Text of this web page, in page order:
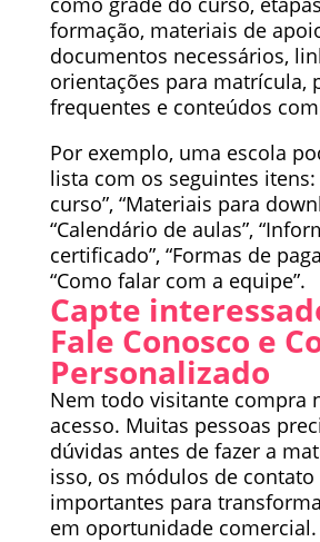
formação, materiais de
documentos necessários,
orientações para matrícula,
frequentes e conteúdos
Por exemplo, uma escola
lista com os seguintes
curso”, “Materiais para
“Calendário de aulas”,
certificado”, “Formas de
“Como falar com a equipe”.
Capte
Fale Conosco e
Personalizado
Nem todo visitante compra
acesso. Muitas pessoas
dúvidas antes de fazer a
isso, os módulos de contato
importantes para
em oportunidade comercial.